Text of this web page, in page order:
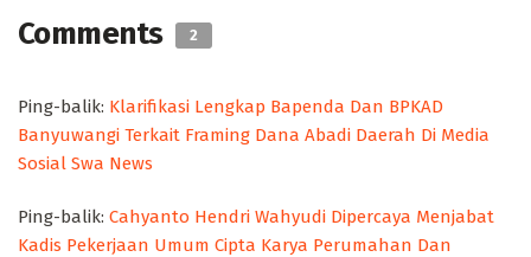
Comments 2
Ping-balik: Klarifikasi Lengkap Bapenda Dan BPKAD
Banyuwangi Terkait Framing Dana Abadi Daerah Di Media
Sosial Swa News
Ping-balik: Cahyanto Hendri Wahyudi Dipercaya Menjabat
Kadis Pekerjaan Umum Cipta Karya Perumahan Dan